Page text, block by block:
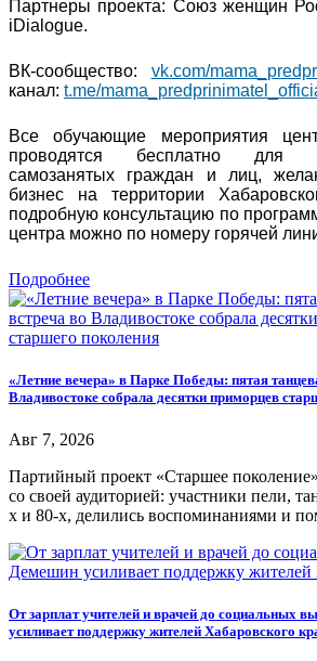
Партнеры проекта: Союз женщин
iDialogue.
ВК-сообщество: vk.com/
канал: t.me/
Все обучающие мероприятия
проводятся бесплатно для
самозанятых граждан и лиц,
бизнес на территории
подробную консультацию по
центра можно по номеру горячей
Подробнее
«Летние вечера» в Парке Победы: пятая
Владивостоке собрала десятки приморцев
Авг 7, 2026
Партийный проект «Старшее
со своей аудиторией: участники пели,
х и 80-х, делились воспоминаниями и
От зарплат учителей и врачей до социальных
усиливает поддержку жителей Хабаровского